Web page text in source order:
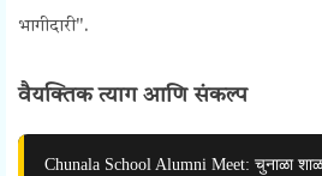
भागीदारी".
वैयक्तिक त्याग आणि संकल्प
Chunala School Alumni Meet: चुनाळा